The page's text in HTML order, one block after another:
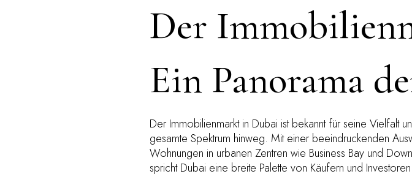
Der
Ein Panorama
Der Immobilienmarkt in Dubai ist bekannt für seine Vielfalt
gesamte Spektrum hinweg. Mit einer beeindruckenden
Wohnungen in urbanen Zentren wie Business Bay und
spricht Dubai eine breite Palette von Käufern und